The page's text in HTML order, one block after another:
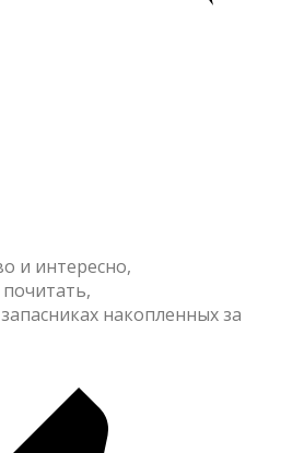
и интересно,
накопленных за